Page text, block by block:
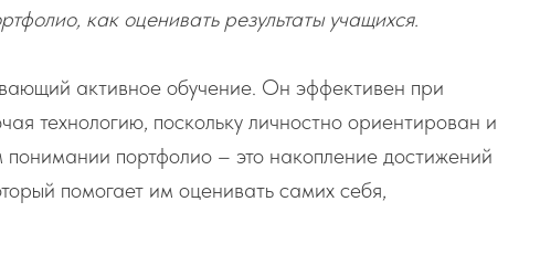
как оценивать результаты учащихся.
активное обучение. Он эффективен при
технологию, поскольку личностно ориентирован и
портфолио – это накопление достижений
помогает им оценивать самих себя,